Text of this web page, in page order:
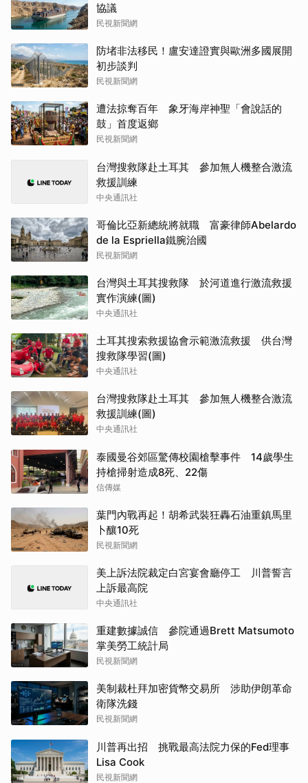
協議
民視新聞網
防堵非法移民！盧安達證實與歐洲多國展開
初步談判
民視新聞網
遭法掠奪百年 象牙海岸神聖「會說話的
鼓」首度返鄉
民視新聞網
台灣搜救隊赴土耳其 參加無人機整合激流
救援訓練
中央通訊社
哥倫比亞新總統將就職 富豪律師Abelardo
de la Espriella鐵腕治國
民視新聞網
台灣與土耳其搜救隊 於河道進行激流救援
實作演練(圖)
中央通訊社
土耳其搜索救援協會示範激流救援 供台灣
搜救隊學習(圖)
中央通訊社
台灣搜救隊赴土耳其 參加無人機整合激流
救援訓練(圖)
中央通訊社
泰國曼谷郊區驚傳校園槍擊事件 14歲學生
持槍掃射造成8死、22傷
信傳媒
葉門內戰再起！胡希武裝狂轟石油重鎮馬里
卜釀10死
民視新聞網
美上訴法院裁定白宮宴會廳停工 川普誓言
上訴最高院
中央通訊社
重建數據誠信 參院通過Brett Matsumoto
掌美勞工統計局
民視新聞網
美制裁杜拜加密貨幣交易所 涉助伊朗革命
衛隊洗錢
民視新聞網
川普再出招 挑戰最高法院力保的Fed理事
Lisa Cook
民視新聞網